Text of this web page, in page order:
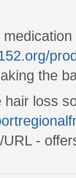
the
hair loss
-